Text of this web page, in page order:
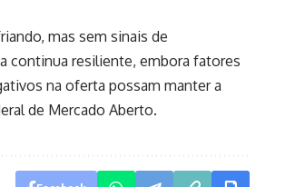
mas sem sinais de
continua resiliente, embora fatores
na oferta possam manter a
de Mercado Aberto.